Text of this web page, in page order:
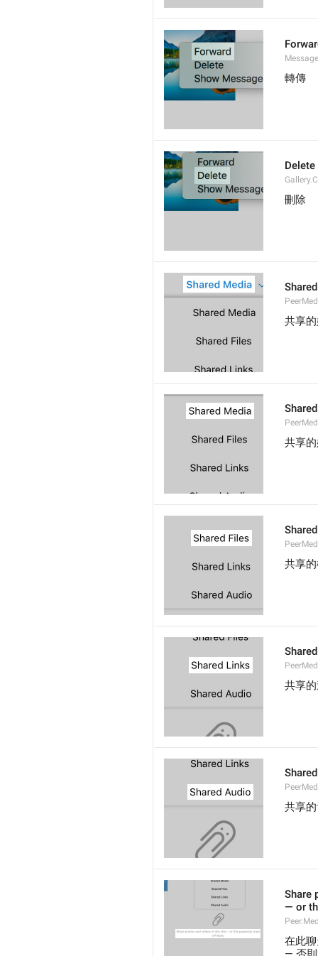
轉傳
Delete
刪除
共享
共享
共享
共享
共享
Share
— or
在此